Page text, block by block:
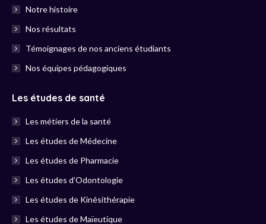
Notre histoire
Nos résultats
Témoignages de nos anciens étudiants
Nos équipes pédagogiques
Les études de santé
Les métiers de la santé
Les études de Médecine
Les études de Pharmacie
Les études d’Odontologie
Les études de Kinésithérapie
Les études de Maïeutique